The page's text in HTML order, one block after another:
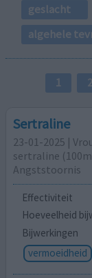
geslacht
algehele
1 2
Sertraline
23-01-2025 |
sertraline
Angststoornis
Effectiviteit
Hoeveelheid
Bijwerkingen
vermoeidheid